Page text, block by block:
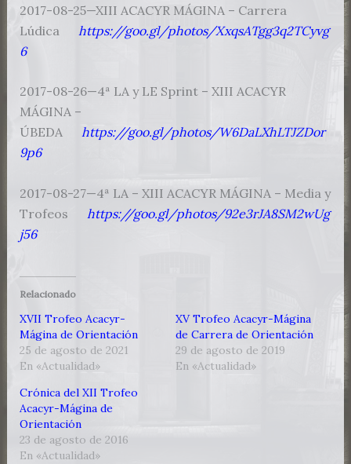
2017-08-25—XIII ACACYR MÁGINA – Carrera
Lúdica https://goo.gl/photos/XxqsATgg3q2TCyvg
6
2017-08-26—4ª LA y LE Sprint – XIII ACACYR
MÁGINA –
ÚBEDA https://goo.gl/photos/W6DaLXhLTJZDor
9p6
2017-08-27—4ª LA – XIII ACACYR MÁGINA – Media y
Trofeos https://goo.gl/photos/92e3rJA8SM2wUg
j56
Relacionado
XVII Trofeo Acacyr-
Mágina de Orientación
25 de agosto de 2021
En «Actualidad»
XV Trofeo Acacyr-Mágina
de Carrera de Orientación
29 de agosto de 2019
En «Actualidad»
Crónica del XII Trofeo
Acacyr-Mágina de
Orientación
23 de agosto de 2016
En «Actualidad»